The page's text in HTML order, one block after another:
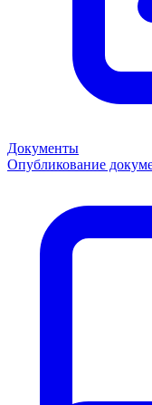
Документы
Опубликование